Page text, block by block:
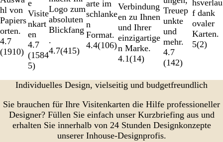
hl von
Papiers
orten.
4.7
(1910)
e
Visite
nkart
en
4.7
(1584
5)
Logo zum
absoluten
Blickfang
.
4.7(415)
arte im
schlanke
n
Format.
4.4(106)
Verbindung
en zu Ihnen
und Ihrer
einzigartige
n Marke.
4.1(14)
Treuep
unkte
und
mehr.
4.7
(142)
hsverlau
f dank
ovaler
Karten.
5(2)
Individuelles Design, vielseitig und budgetfreundlich
Sie brauchen für Ihre Visitenkarten die Hilfe professioneller
Designer? Füllen Sie einfach unser Kurzbriefing aus und
erhalten Sie innerhalb von 24 Stunden Designkonzepte
unserer Inhouse-Designprofis.